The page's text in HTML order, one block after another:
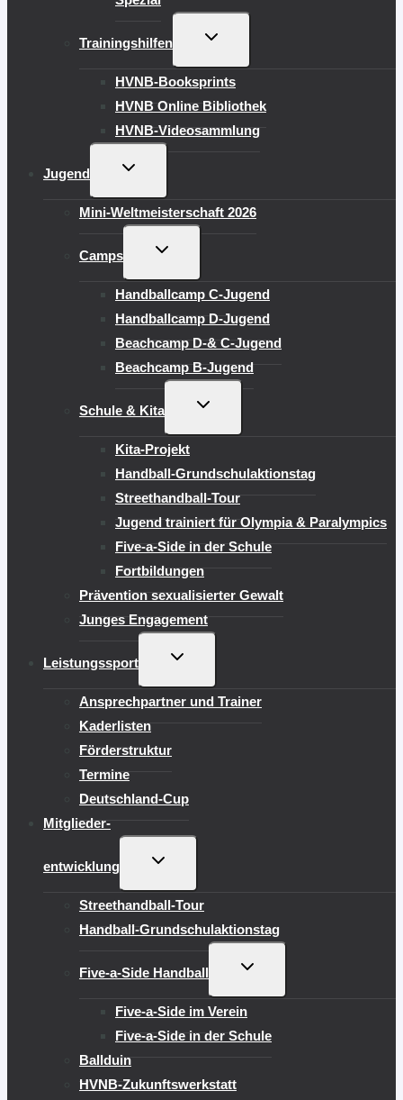
Trainingshilfen
UNTERMENÜ
HVNB-Booksprints
HVNB Online Bibliothek
HVNB-Videosammlung
Jugend
UNTERMENÜ
Mini-Weltmeisterschaft 2026
Camps
UNTERMENÜ
Handballcamp C-Jugend
Handballcamp D-Jugend
Beachcamp D-& C-Jugend
Beachcamp B-Jugend
Schule & Kita
UNTERMENÜ
Kita-Projekt
Handball-Grundschulaktionstag
Streethandball-Tour
Jugend trainiert für Olympia & Paralympics
Five-a-Side in der Schule
Fortbildungen
Prävention sexualisierter Gewalt
Junges Engagement
Leistungssport
UNTERMENÜ
Ansprechpartner und Trainer
Kaderlisten
Förderstruktur
Termine
Deutschland-Cup
Mitglieder-
entwicklung
UNTERMENÜ
Streethandball-Tour
Handball-Grundschulaktionstag
Five-a-Side Handball
UNTERMENÜ
Five-a-Side im Verein
Five-a-Side in der Schule
Ballduin
HVNB-Zukunftswerkstatt